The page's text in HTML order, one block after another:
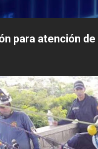
para atención